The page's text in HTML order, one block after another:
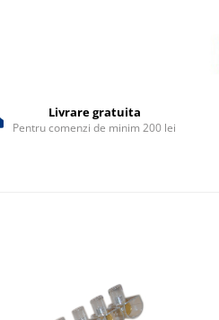
Livrare gratuita
Pentru comenzi de minim 200 lei